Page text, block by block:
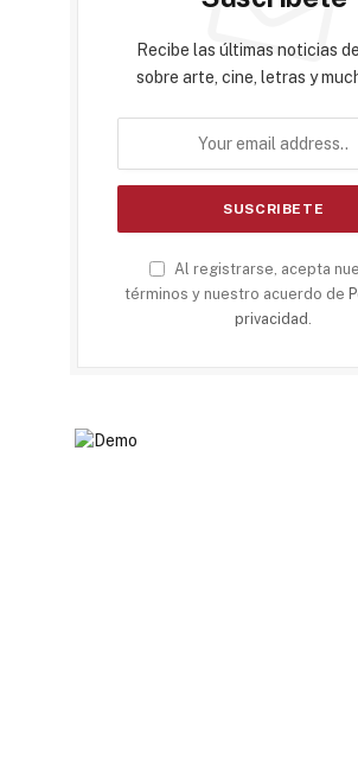
Recibe las últimas noticias
sobre arte, cine, letras y
Al registrarse, acepta
términos y nuestro acuerdo de
privacidad